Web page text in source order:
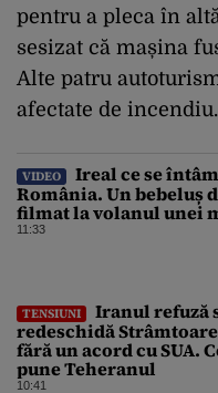
pentru a pleca în
sesizat că mașina
Alte patru
afectate de incendiu.
VIDEO
Ireal ce se
România. Un bebeluș
filmat la volanul unei
11:33
TENSIUNI
Iranul refuză
redeschidă
fără un acord cu SUA.
pune Teheranul
10:41